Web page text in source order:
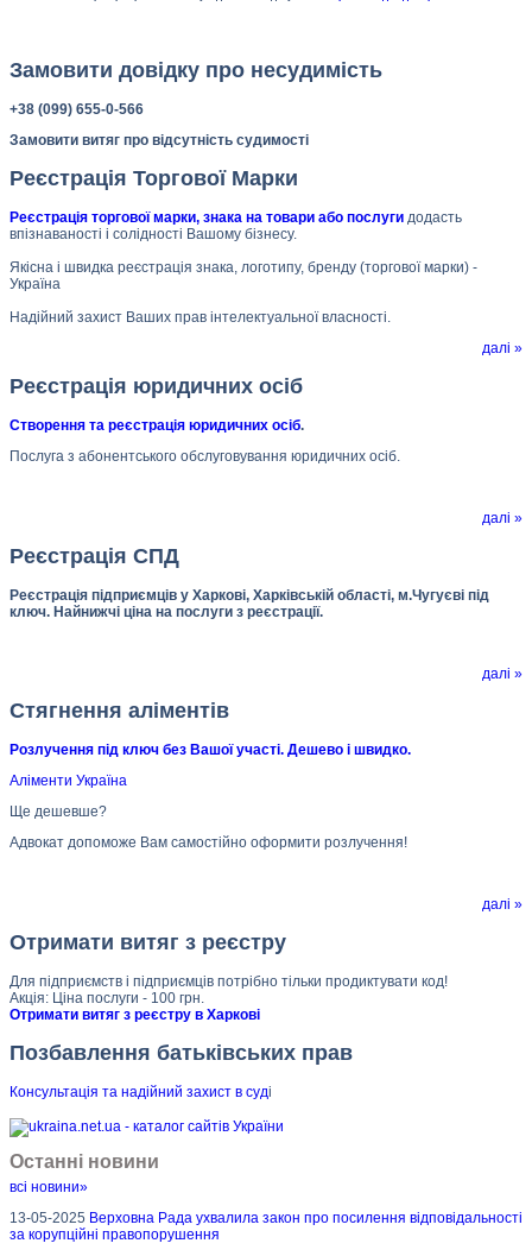
Замовити довідку про несудимість
+38 (099) 655-0-566
Замовити витяг про відсутність судимості
Реєстрація Торгової Марки
Реєстрація торгової марки, знака на товари або послуги додасть
впізнаваності і солідності Вашому бізнесу.
Якісна і швидка реєстрація знака, логотипу, бренду (торгової марки) -
Україна
Надійний захист Ваших прав інтелектуальної власності.
далі »
Реєстрація юридичних осіб
Створення та реєстрація юридичних осіб.
Послуга з абонентського обслуговування юридичних осіб.
далі »
Реєстрація СПД
Реєстрація підприємців у Харкові, Харківській області, м.Чугуєві під
ключ. Найнижчі ціна на послуги з реєстрації.
далі »
Стягнення аліментів
Розлучення під ключ без Вашої участі. Дешево і швидко.
Аліменти Україна
Ще дешевше?
Адвокат допоможе Вам самостійно оформити розлучення!
далі »
Отримати витяг з реєстру
Для підприємств і підприємців потрібно тільки продиктувати код!
Акція: Ціна послуги - 100 грн.
Отримати витяг з реєстру в Харкові
Позбавлення батьківських прав
Консультація та надійний захист в суді
Останні новини
всі новини»
13-05-2025 Верховна Рада ухвалила закон про посилення відповідальності
за корупційні правопорушення